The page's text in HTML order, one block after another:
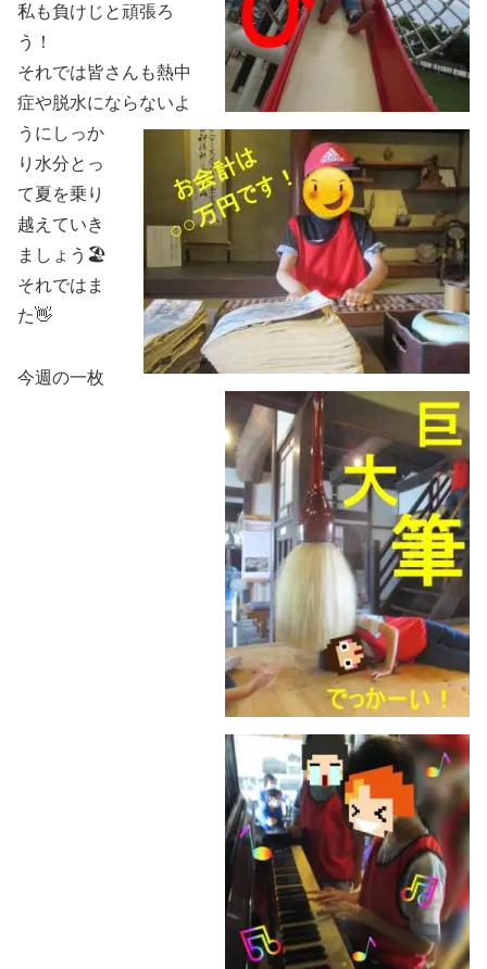
私も負けじと頑張ろ
う！
それでは皆さんも熱中
症や脱水にならないよ
うにしっか
り水分とっ
て夏を乗り
越えていき
ましょう🏖
それではま
た👋
今週の一枚